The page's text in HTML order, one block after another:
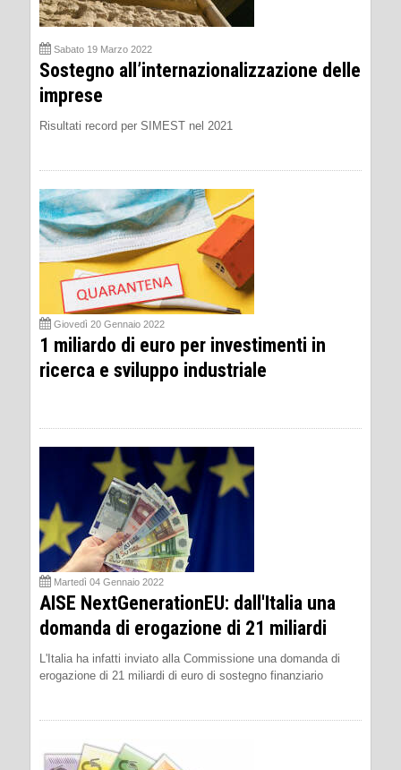
Sabato 19 Marzo 2022
Sostegno all’internazionalizzazione delle
imprese
Risultati record per SIMEST nel 2021
Giovedì 20 Gennaio 2022
1 miliardo di euro per investimenti in
ricerca e sviluppo industriale
Martedì 04 Gennaio 2022
AISE NextGenerationEU: dall'Italia una
domanda di erogazione di 21 miliardi
L'Italia ha infatti inviato alla Commissione una domanda di
erogazione di 21 miliardi di euro di sostegno finanziario